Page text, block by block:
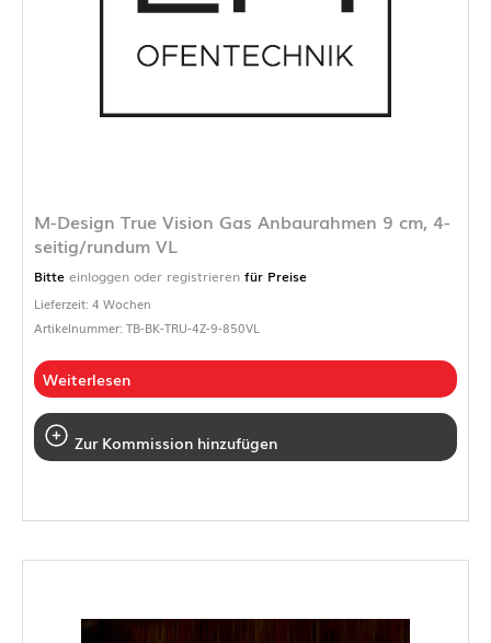
M-Design True Vision Gas Anbaurahmen 9 cm, 4-
seitig/rundum VL
Bitte einloggen oder registrieren für Preise
Lieferzeit: 4 Wochen
Artikelnummer: TB-BK-TRU-4Z-9-850VL
Weiterlesen
Zur Kommission hinzufügen